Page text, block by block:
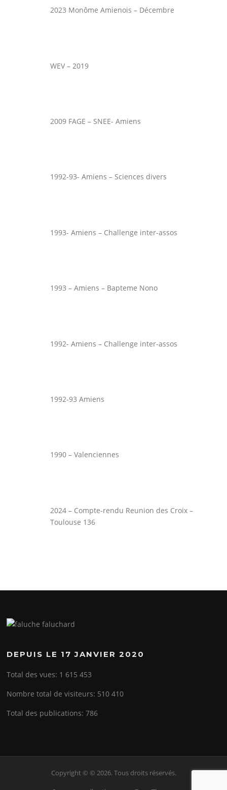
2023 Monôme Amienois – Décembre
WEV – 2019
2009 FAGE – SNEE- Amiens
1992-93- Amiens – Sciences divers
1993- Amiens – Challenge inter-assos
1993 – Amiens – Bapteme Nono
1992- Amiens – Challenge inter-assos
1992-93 Amiens
1990 – Valenciennes
2024 – Compte-rendu Reunion des Croix –
Toulouse 136
DEPUIS LE 17 JANVIER 2020
Total des vues: 1 615 453
Nombre total de visiteurs: 510 410
Total des publications:786
Copyright © © 2026. Tous droits réservés.